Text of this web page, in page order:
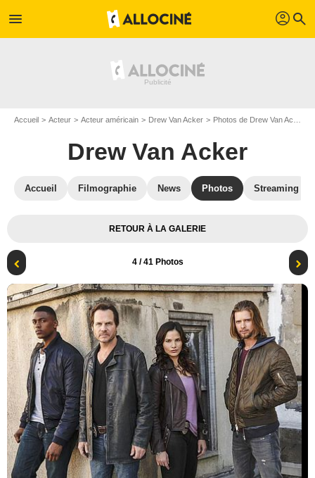
menu profil search
Accueil Acteur Acteur américain Drew Van Acker Photos de Drew Van Acker
Drew Van Acker
Accueil Filmographie News Photos Streaming
RETOUR À LA GALERIE
4/ 41 Photos